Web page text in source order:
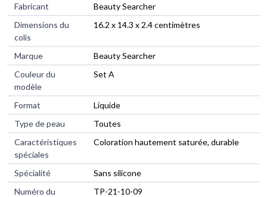
Fabricant
‎Beauty Searcher
Dimensions du
colis
‎16.2 x 14.3 x 2.4 centimètres
Marque
‎Beauty Searcher
Couleur du
modèle
‎Set A
Format
‎Liquide
Type de peau
‎Toutes
Caractéristiques
spéciales
‎Coloration hautement saturée, durable
Spécialité
‎Sans silicone
Numéro du
‎TP-21-10-09